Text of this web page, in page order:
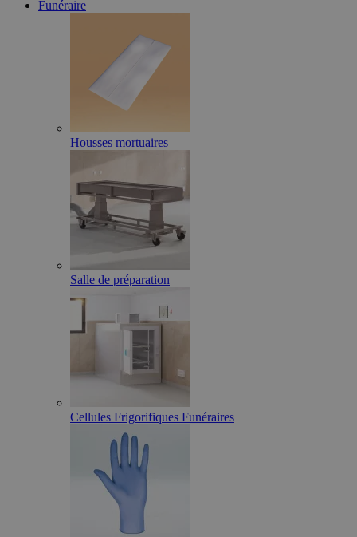
Funéraire
Housses mortuaires
Salle de préparation
Cellules Frigorifiques Funéraires